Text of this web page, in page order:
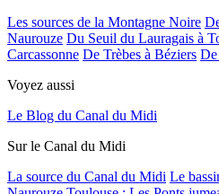
Les sources de la Montagne Noire
Naurouze Du Seuil du Lauragais à
Carcassonne De Trèbes à Béziers De
Voyez aussi
Le Blog du Canal du Midi
Sur le Canal du Midi
La source du Canal du Midi Le